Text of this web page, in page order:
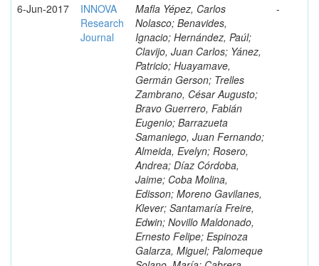
6-Jun-2017
INNOVA
Research
Journal
Mafla Yépez, Carlos
Nolasco; Benavides,
Ignacio; Hernández, Paúl;
Clavijo, Juan Carlos; Yánez,
Patricio; Huayamave,
Germán Gerson; Trelles
Zambrano, César Augusto;
Bravo Guerrero, Fabián
Eugenio; Barrazueta
Samaniego, Juan Fernando;
Almeida, Evelyn; Rosero,
Andrea; Díaz Córdoba,
Jaime; Coba Molina,
Edisson; Moreno Gavilanes,
Klever; Santamaría Freire,
Edwin; Novillo Maldonado,
Ernesto Felipe; Espinoza
Galarza, Miguel; Palomeque
-